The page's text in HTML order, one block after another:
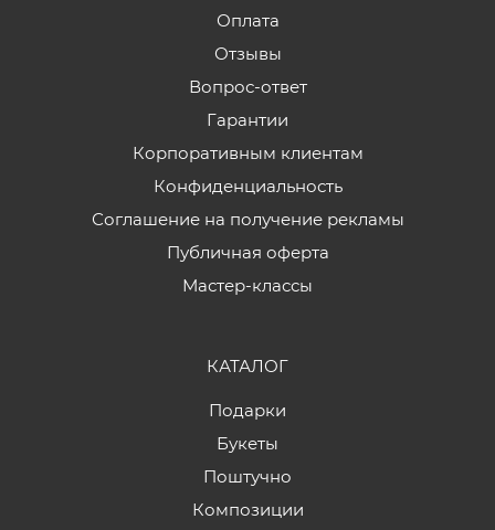
Оплата
Отзывы
Вопрос-ответ
Гарантии
Корпоративным клиентам
Конфиденциальность
Соглашение на получение рекламы
Публичная оферта
Мастер-классы
КАТАЛОГ
Подарки
Букеты
Поштучно
Композиции